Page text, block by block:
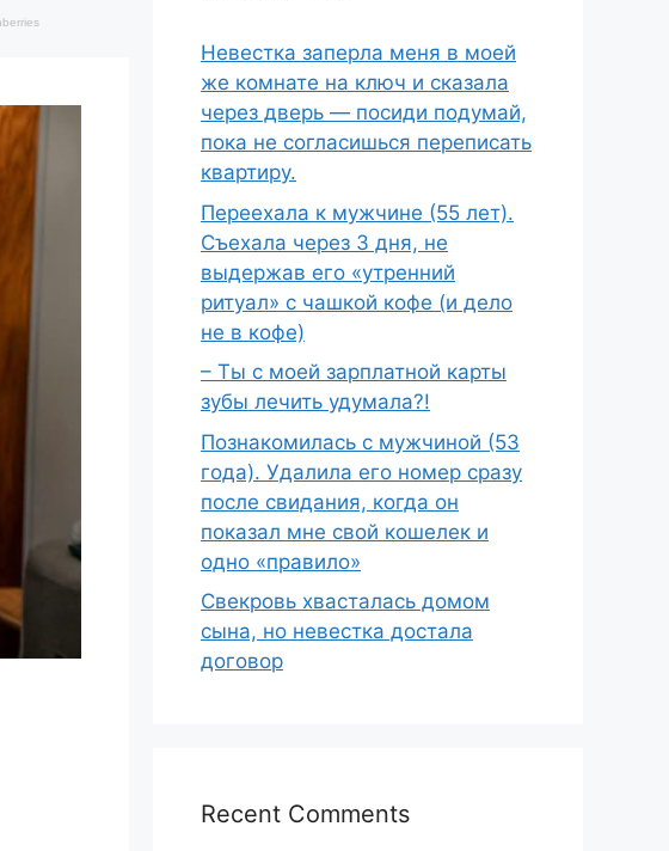
Невестка заперла меня в моей
же комнате на ключ и сказала
через дверь — посиди подумай,
пока не согласишься переписать
квартиру.
Переехала к мужчине (55 лет).
Съехала через 3 дня, не
выдержав его «утренний
ритуал» с чашкой кофе (и дело
не в кофе)
– Ты с моей зарплатной карты
зубы лечить удумала?!
Познакомилась с мужчиной (53
года). Удалила его номер сразу
после свидания, когда он
показал мне свой кошелек и
одно «правило»
Свекровь хвасталась домом
сына, но невестка достала
договор
Recent Comments